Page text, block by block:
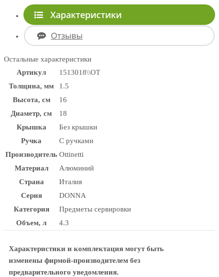
Характеристики
Отзывы
Остальные характеристики
Артикул
1513018\\OT
Толщина, мм
1.5
Высота, см
16
Диаметр, см
18
Крышка
Без крышки
Ручка
С ручками
Производитель Ottinetti
Материал
Алюминий
Страна
Италия
Серия
DONNA
Категория
Предметы сервировки
Объем, л
4.3
Характеристики и комплектация могут быть
изменены фирмой-производителем без
предварительного уведомления.